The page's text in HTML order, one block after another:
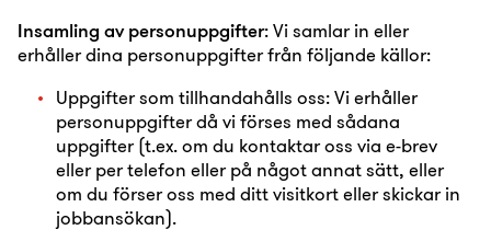
Insamling av personuppgifter: Vi samlar in eller
erhåller dina personuppgifter från följande källor:
Uppgifter som tillhandahålls oss: Vi erhåller
personuppgifter då vi förses med sådana
uppgifter (t.ex. om du kontaktar oss via e-brev
eller per telefon eller på något annat sätt, eller
om du förser oss med ditt visitkort eller skickar in
jobbansökan).